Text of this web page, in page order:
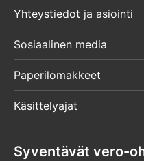
Yhteystiedot ja asiointi
Sosiaalinen media
Paperilomakkeet
Käsittelyajat
Syventävät vero-